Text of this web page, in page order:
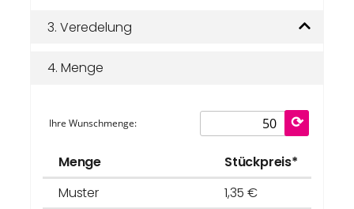
3. Veredelung
4. Menge
Ihre Wunschmenge:
Menge
Stückpreis*
Muster
1,35 €